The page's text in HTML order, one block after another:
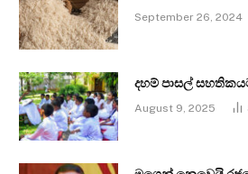
September 26, 2024
දහම් පාසල්
August 9, 2025